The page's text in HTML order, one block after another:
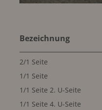
Bezeichnung
2/1 Seite
1/1 Seite
1/1 Seite 2. U-Seite
1/1 Seite 4. U-Seite